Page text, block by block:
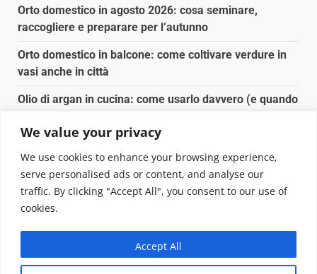
We value your privacy
We use cookies to enhance your browsing experience,
serve personalised ads or content, and analyse our
traffic. By clicking "Accept All", you consent to our use of
cookies.
Accept All
Orto domestico in agosto 2026: cosa seminare,
raccogliere e preparare per l’autunno
Orto domestico in balcone: come coltivare verdure in
vasi anche in città
Olio di argan in cucina: come usarlo davvero (e quando
Spesa biologica senza spendere il doppio: dove e
come conviene
Copyright © 2025 Biopianeta.it proprietà di Jws Media
Questo blog non è una testata giornalistica, in quanto
viene aggiornato senza alcuna periodicità. Non può
pertanto considerarsi un prodotto editoriale ai sensi